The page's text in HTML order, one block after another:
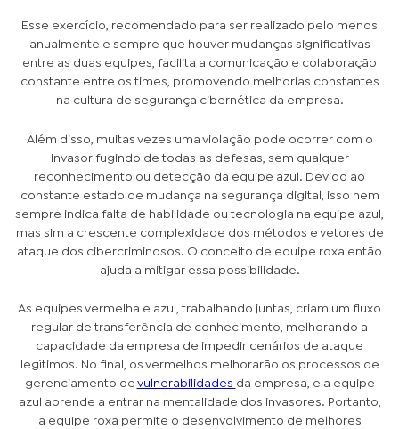
Esse exercício, recomendado para ser realizado pelo menos
anualmente e sempre que houver mudanças significativas
entre as duas equipes, facilita a comunicação e colaboração
constante entre os times, promovendo melhorias constantes
na cultura de segurança cibernética da empresa.
Além disso, muitas vezes uma violação pode ocorrer com o
invasor fugindo de todas as defesas, sem qualquer
reconhecimento ou detecção da equipe azul. Devido ao
constante estado de mudança na segurança digital, isso nem
sempre indica falta de habilidade ou tecnologia na equipe azul,
mas sim a crescente complexidade dos métodos e vetores de
ataque dos cibercriminosos. O conceito de equipe roxa então
ajuda a mitigar essa possibilidade.
As equipes vermelha e azul, trabalhando juntas, criam um fluxo
regular de transferência de conhecimento, melhorando a
capacidade da empresa de impedir cenários de ataque
legítimos. No final, os vermelhos melhorarão os processos de
gerenciamento de vulnerabilidades da empresa, e a equipe
azul aprende a entrar na mentalidade dos invasores. Portanto,
a equipe roxa permite o desenvolvimento de melhores